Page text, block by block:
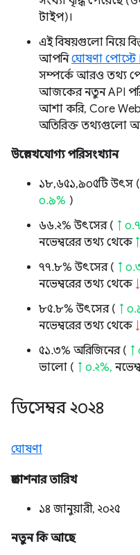
টাইপ)।
এই বিষয়গুলো নিয়ে
আপনিঘোষণা পোস্টে
সম্পর্কে আরও তথ্য
আজকের নতুন API
আশা করি, Core Web
অতিরিক্ত তথ্যগুলো
উল্লেখযোগ্য পরিসংখ্যান
১৮,৬৫১,৯০৫টি উৎস (
০.৯% )
৬৬.২% উৎসের ( ↑
নভেম্বরের তথ্য থেকে
৭৭.৮% উৎসের ( ↑
নভেম্বরের তথ্য থেকে
৮৫.৮% উৎসের ( ↑
নভেম্বরের তথ্য থেকে
৫১.৩% অরিজিনের ( ↑
ভালো ( ↑ ০.২%,
ডিসেম্বর ২০২৪
ঘোষণা
প্রকাশনার তারিখ
১৪ জানুয়ারী, ২০২৫
নতুন কি আছে